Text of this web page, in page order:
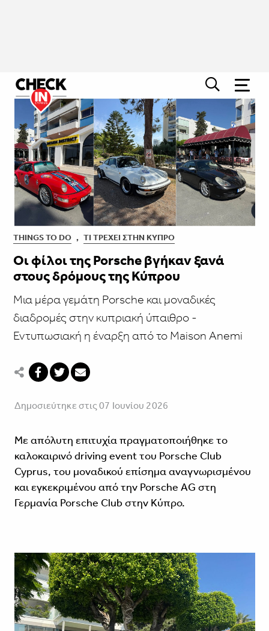
THINGS TO DO , ΤΙ ΤΡΈΧΕΙ ΣΤΗΝ ΚΎΠΡΟ
Οι φίλοι της Porsche βγήκαν ξανά
στους δρόμους της Κύπρου
Μια μέρα γεμάτη Porsche και μοναδικές
διαδρομές στην κυπριακή ύπαιθρο -
Εντυπωσιακή η έναρξη από το Maison Anemi
Δημοσιεύτηκε στις 07 Ιουνίου 2026
Με απόλυτη επιτυχία πραγματοποιήθηκε το
καλοκαιρινό driving event του Porsche Club
Cyprus, του μοναδικού επίσημα αναγνωρισμένου
και εγκεκριμένου από την Porsche AG στη
Γερμανία Porsche Club στην Κύπρο.